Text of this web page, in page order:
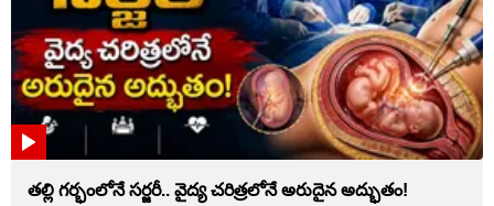
తల్లి గర్భంలోనే సర్జరీ.. వైద్య చరిత్రలోనే అరుదైన అద్భుతం!